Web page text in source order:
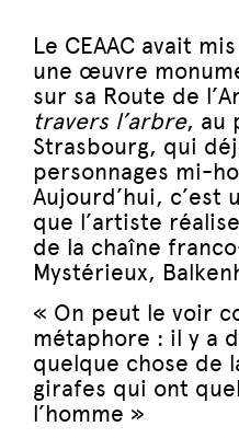
Le CEAAC avait
une œuvre
sur sa Route de
travers l’arbre, au
Strasbourg, qui
personnages mi-
Aujourd’hui, c’est
que l’artiste
de la chaîne
Mystérieux,
« On peut le voir
métaphore : il y a
quelque chose de
girafes qui ont
l’homme »